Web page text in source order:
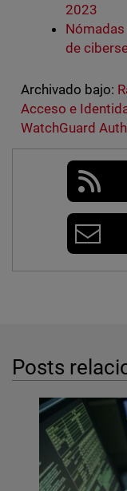
2023
de
Archivado bajo:
Acceso e
WatchGuard
Posts